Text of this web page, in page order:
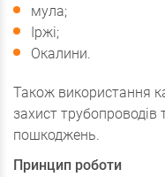
мула;
Іржі;
Окалини.
Також використання
захист трубопроводів
пошкоджень.
Принцип роботи